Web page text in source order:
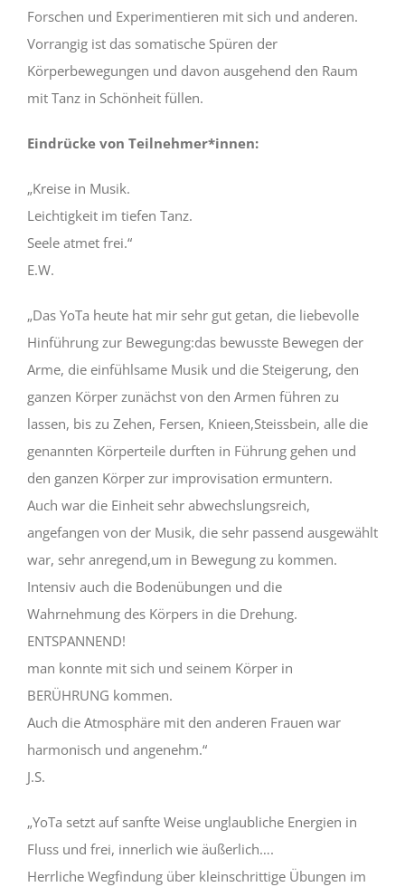
Forschen und Experimentieren mit sich und anderen.
Vorrangig ist das somatische Spüren der
Körperbewegungen und davon ausgehend den Raum
mit Tanz in Schönheit füllen.
Eindrücke von Teilnehmer*innen:
„Kreise in Musik.
Leichtigkeit im tiefen Tanz.
Seele atmet frei.“
E.W.
„Das YoTa heute hat mir sehr gut getan, die liebevolle
Hinführung zur Bewegung:das bewusste Bewegen der
Arme, die einfühlsame Musik und die Steigerung, den
ganzen Körper zunächst von den Armen führen zu
lassen, bis zu Zehen, Fersen, Knieen,Steissbein, alle die
genannten Körperteile durften in Führung gehen und
den ganzen Körper zur improvisation ermuntern.
Auch war die Einheit sehr abwechslungsreich,
angefangen von der Musik, die sehr passend ausgewählt
war, sehr anregend,um in Bewegung zu kommen.
Intensiv auch die Bodenübungen und die
Wahrnehmung des Körpers in die Drehung.
ENTSPANNEND!
man konnte mit sich und seinem Körper in
BERÜHRUNG kommen.
Auch die Atmosphäre mit den anderen Frauen war
harmonisch und angenehm.“
J.S.
„YoTa setzt auf sanfte Weise unglaubliche Energien in
Fluss und frei, innerlich wie äußerlich….
Herrliche Wegfindung über kleinschrittige Übungen im